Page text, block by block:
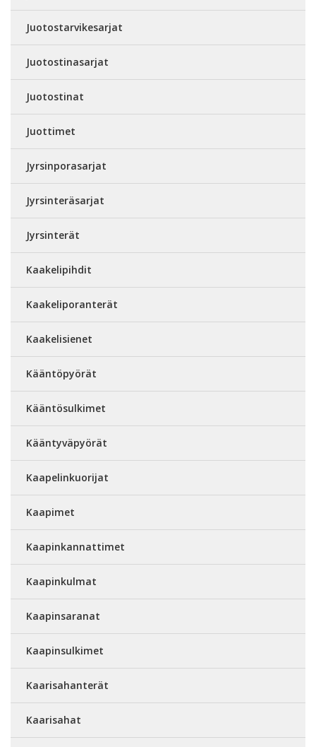
Juotostarvikesarjat
Juotostinasarjat
Juotostinat
Juottimet
Jyrsinporasarjat
Jyrsinteräsarjat
Jyrsinterät
Kaakelipihdit
Kaakeliporanterät
Kaakelisienet
Kääntöpyörät
Kääntösulkimet
Kääntyväpyörät
Kaapelinkuorijat
Kaapimet
Kaapinkannattimet
Kaapinkulmat
Kaapinsaranat
Kaapinsulkimet
Kaarisahanterät
Kaarisahat